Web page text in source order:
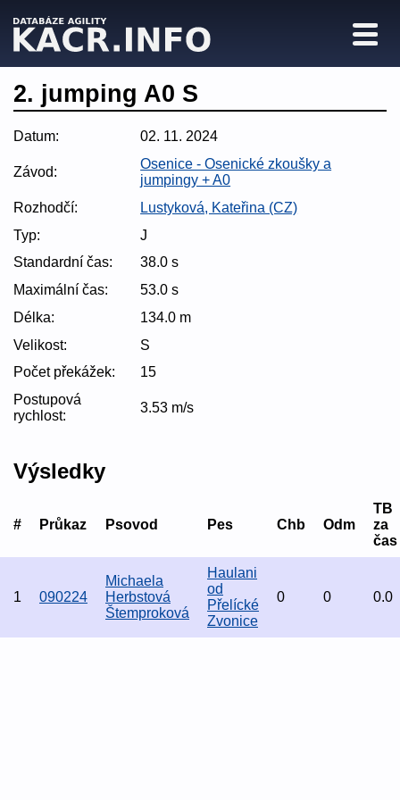
2. jumping A0 S
Datum: 02. 11. 2024
Závod:
Osenice - Osenické zkoušky a
jumpingy + A0
Rozhodčí:
Lustyková, Kateřina (CZ)
Typ:
J
Standardní čas:
38.0 s
Maximální čas:
53.0 s
Délka:
134.0 m
Velikost:
S
Počet překážek:
15
Postupová
rychlost:
3.53 m/s
Výsledky
# Průkaz Psovod Pes Chb Odm
TB
za
čas
1 090224
Michaela
Herbstová
Štemproková
Haulani
od
Přelícké
Zvonice
0 0 0.0